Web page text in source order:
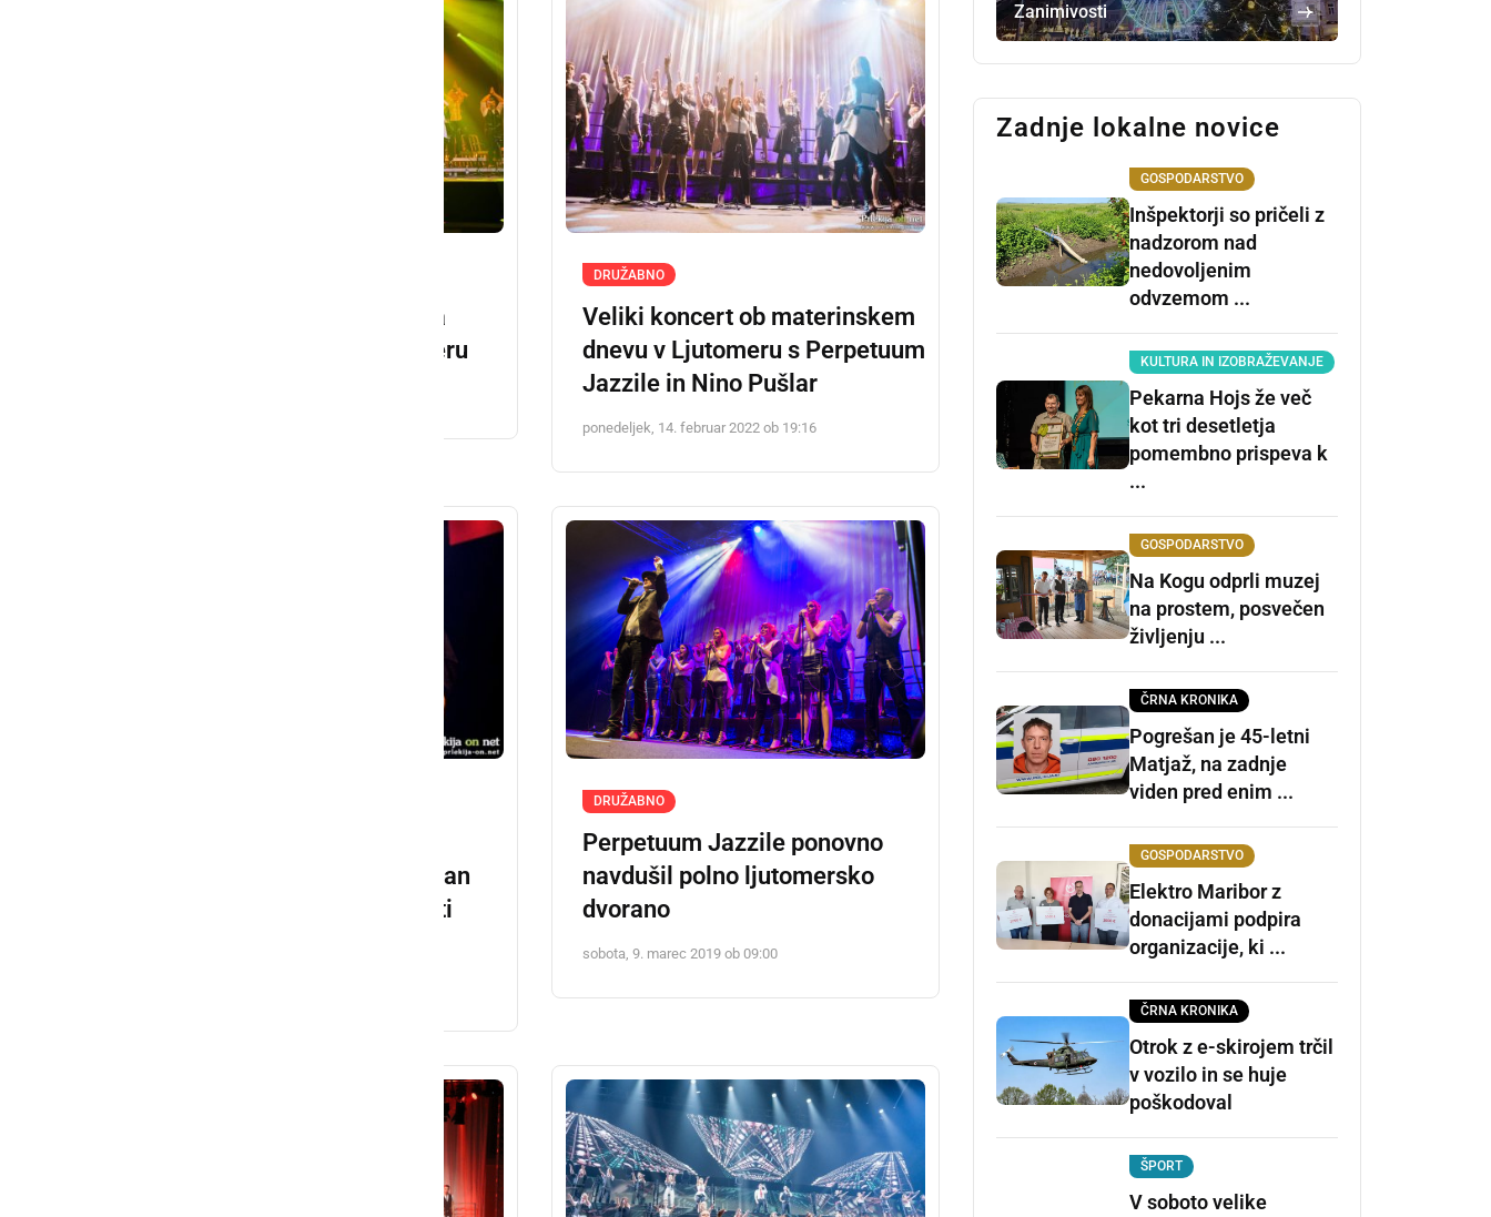
Perpetuum Jazzile in Nina
Pušlar navdušili v Ljutomeru
DRUŽABNO
Veliki koncert ob materinskem
dnevu v Ljutomeru s Perpetuum
Jazzile in Nino Pušlar
ponedeljek, 14. februar 2022 ob 19:16
odpovedan težko pričakovan
koncert Luke Šulića v Sveti
DRUŽABNO
Perpetuum Jazzile ponovno
navdušil polno ljutomersko
dvorano
sobota, 9. marec 2019 ob 09:00
Zanimivosti
Zadnje lokalne novice
GOSPODARSTVO
Inšpektorji so pričeli z
nadzorom nad
nedovoljenim
odvzemom ...
KULTURA IN IZOBRAŽEVANJE
Pekarna Hojs že več
kot tri desetletja
pomembno prispeva k
...
GOSPODARSTVO
Na Kogu odprli muzej
na prostem, posvečen
življenju ...
ČRNA KRONIKA
Pogrešan je 45-letni
Matjaž, na zadnje
viden pred enim ...
GOSPODARSTVO
Elektro Maribor z
donacijami podpira
organizacije, ki ...
ČRNA KRONIKA
Otrok z e-skirojem trčil
v vozilo in se huje
poškodoval
ŠPORT
V soboto velike